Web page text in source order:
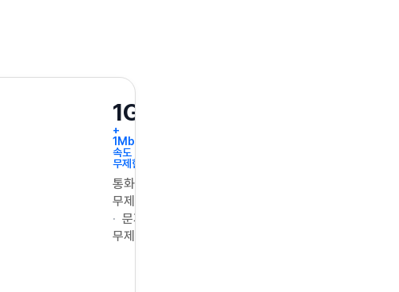
1GB
+
1Mbps
속도
무제한
통화
무제한
문자
무제한